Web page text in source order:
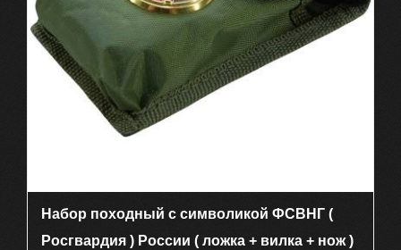
Набор походный с символикой ФСВНГ (
Росгвардия ) России ( ложка + вилка + нож )